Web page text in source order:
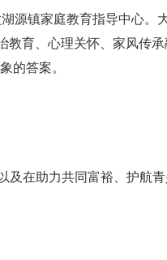
镇家庭教育指导中心。
教育、心理关怀、家风传
的答案。
及在助力共同富裕、护航